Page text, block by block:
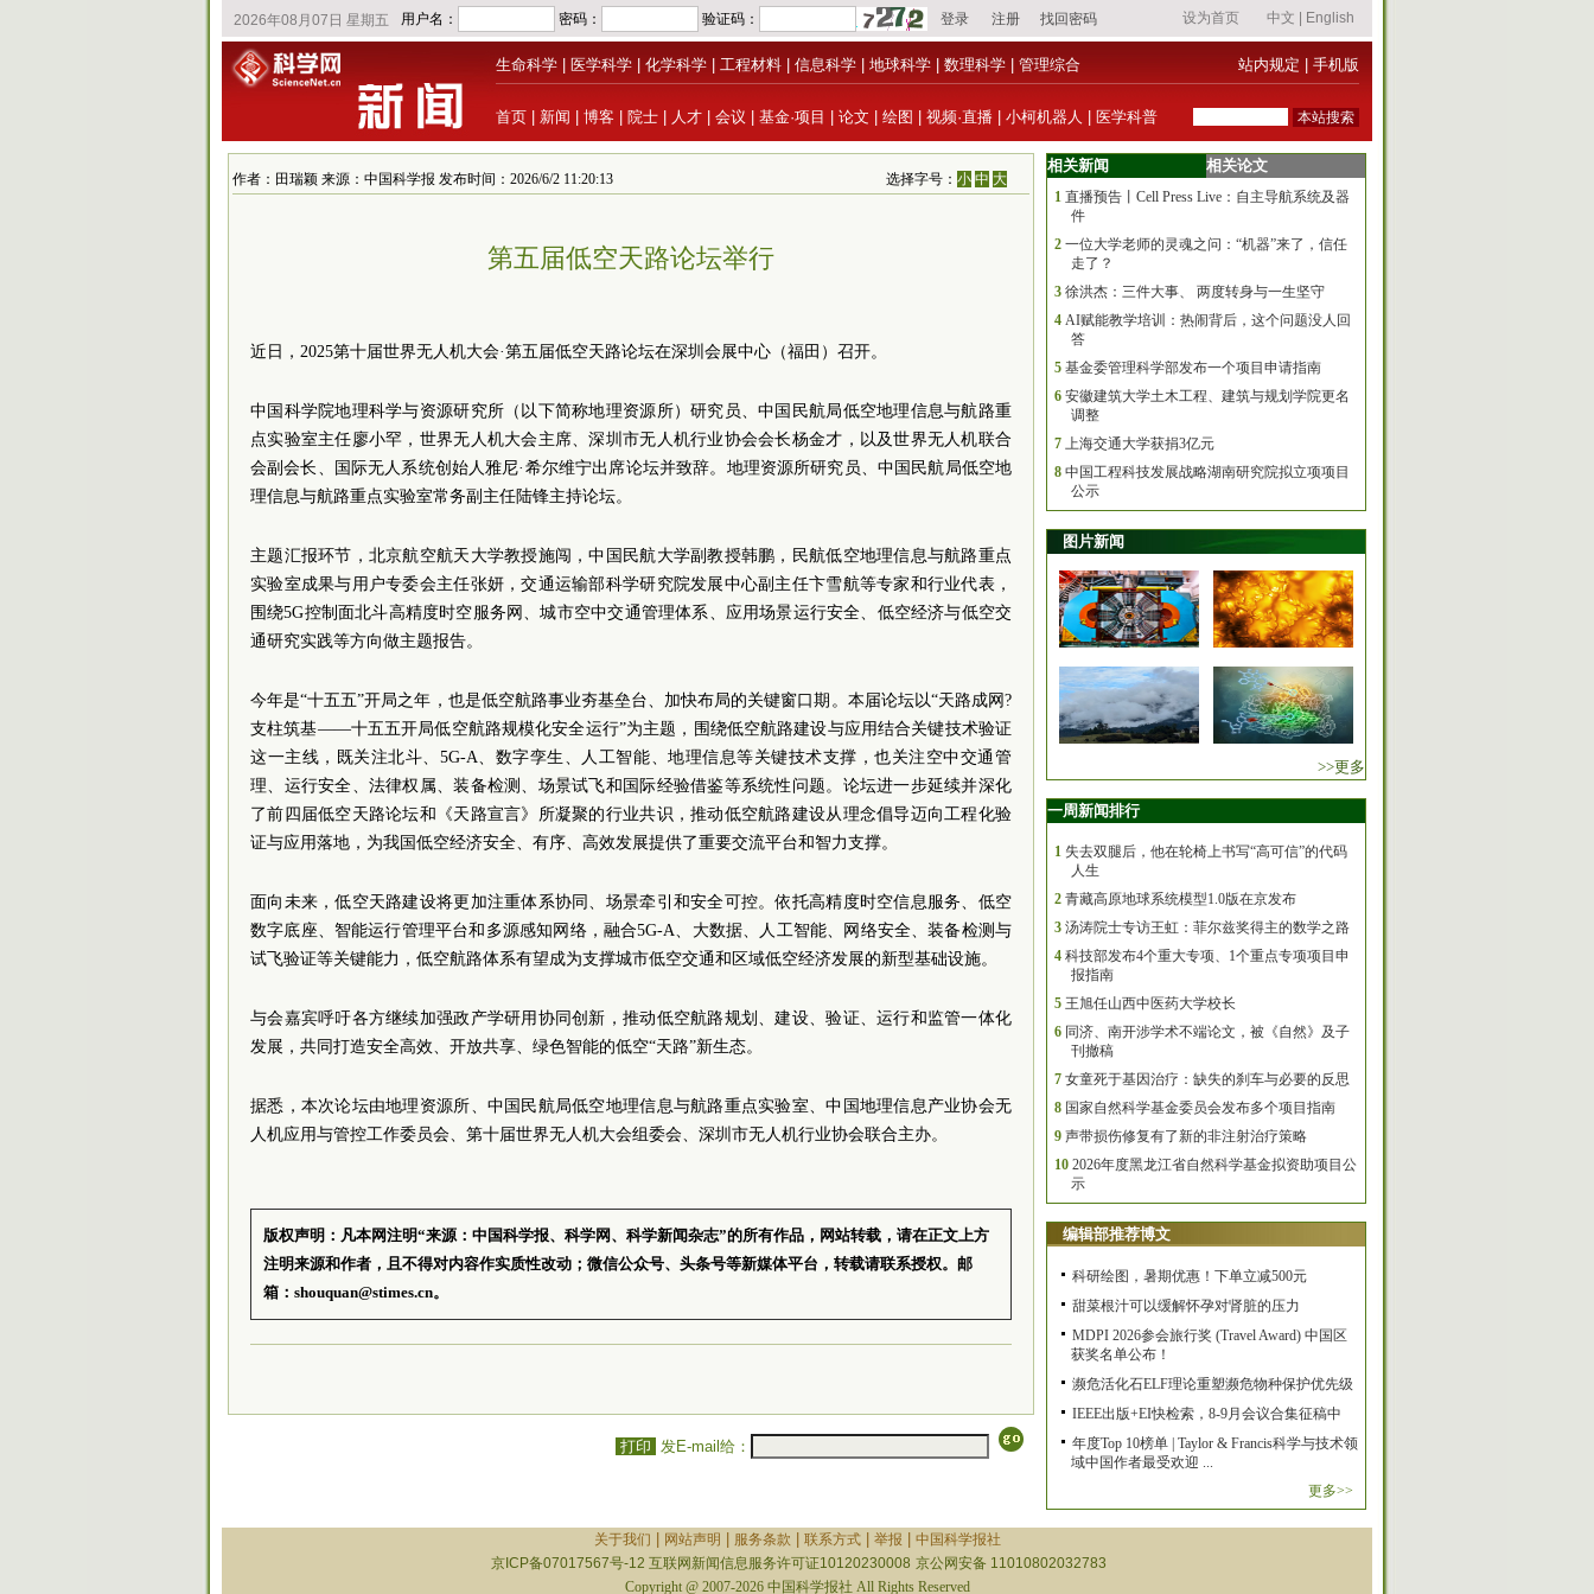
生命科学 医学科学 化学科学 工程材料 信息科学 地球科学 数理科学 管理综合 站内规定 手机版
首页 新闻 博客 院士 人才 会议 基金·项目 论文 绘图 视频·直播 小柯机器人 医学科普
作者：田瑞颖 来源：中国科学报 发布时间：2026/6/2 11:20:13 选择字号：小 中 大
第五届低空天路论坛举行
近日，2025第十届世界无人机大会·第五届低空天路论坛在深圳会展中心（福田）召开。
中国科学院地理科学与资源研究所（以下简称地理资源所）研究员、中国民航局低空地理信息与航路重
点实验室主任廖小罕，世界无人机大会主席、深圳市无人机行业协会会长杨金才，以及世界无人机联合
会副会长、国际无人系统创始人雅尼·希尔维宁出席论坛并致辞。地理资源所研究员、中国民航局低空地
理信息与航路重点实验室常务副主任陆锋主持论坛。
主题汇报环节，北京航空航天大学教授施闯，中国民航大学副教授韩鹏，民航低空地理信息与航路重点
实验室成果与用户专委会主任张妍，交通运输部科学研究院发展中心副主任卞雪航等专家和行业代表，
围绕5G控制面北斗高精度时空服务网、城市空中交通管理体系、应用场景运行安全、低空经济与低空交
通研究实践等方向做主题报告。
今年是“十五五”开局之年，也是低空航路事业夯基垒台、加快布局的关键窗口期。本届论坛以“天路成网?
支柱筑基——十五五开局低空航路规模化安全运行”为主题，围绕低空航路建设与应用结合关键技术验证
这一主线，既关注北斗、5G-A、数字孪生、人工智能、地理信息等关键技术支撑，也关注空中交通管
理、运行安全、法律权属、装备检测、场景试飞和国际经验借鉴等系统性问题。论坛进一步延续并深化
了前四届低空天路论坛和《天路宣言》所凝聚的行业共识，推动低空航路建设从理念倡导迈向工程化验
证与应用落地，为我国低空经济安全、有序、高效发展提供了重要交流平台和智力支撑。
面向未来，低空天路建设将更加注重体系协同、场景牵引和安全可控。依托高精度时空信息服务、低空
数字底座、智能运行管理平台和多源感知网络，融合5G-A、大数据、人工智能、网络安全、装备检测与
试飞验证等关键能力，低空航路体系有望成为支撑城市低空交通和区域低空经济发展的新型基础设施。
与会嘉宾呼吁各方继续加强政产学研用协同创新，推动低空航路规划、建设、验证、运行和监管一体化
发展，共同打造安全高效、开放共享、绿色智能的低空“天路”新生态。
据悉，本次论坛由地理资源所、中国民航局低空地理信息与航路重点实验室、中国地理信息产业协会无
人机应用与管控工作委员会、第十届世界无人机大会组委会、深圳市无人机行业协会联合主办。
版权声明：凡本网注明“来源：中国科学报、科学网、科学新闻杂志”的所有作品，网站转载，请在正文上方
注明来源和作者，且不得对内容作实质性改动；微信公众号、头条号等新媒体平台，转载请联系授权。邮
箱：shouquan@stimes.cn。
打印 发E-mail给：
相关新闻 相关论文
1 直播预告丨Cell Press Live：自主导航系统及器
件
2 一位大学老师的灵魂之问：“机器”来了，信任
走了？
3 徐洪杰：三件大事、 两度转身与一生坚守
4 AI赋能教学培训：热闹背后，这个问题没人回
答
5 基金委管理科学部发布一个项目申请指南
6 安徽建筑大学土木工程、建筑与规划学院更名
调整
7 上海交通大学获捐3亿元
8 中国工程科技发展战略湖南研究院拟立项项目
公示
图片新闻
>>更多
一周新闻排行
1 失去双腿后，他在轮椅上书写“高可信”的代码
人生
2 青藏高原地球系统模型1.0版在京发布
3 汤涛院士专访王虹：菲尔兹奖得主的数学之路
4 科技部发布4个重大专项、1个重点专项项目申
报指南
5 王旭任山西中医药大学校长
6 同济、南开涉学术不端论文，被《自然》及子
刊撤稿
7 女童死于基因治疗：缺失的刹车与必要的反思
8 国家自然科学基金委员会发布多个项目指南
9 声带损伤修复有了新的非注射治疗策略
10 2026年度黑龙江省自然科学基金拟资助项目公
示
编辑部推荐博文
科研绘图，暑期优惠！下单立减500元
甜菜根汁可以缓解怀孕对肾脏的压力
MDPI 2026参会旅行奖 (Travel Award) 中国区
获奖名单公布！
濒危活化石ELF理论重塑濒危物种保护优先级
IEEE出版+EI快检索，8-9月会议合集征稿中
年度Top 10榜单 | Taylor & Francis科学与技术领
域中国作者最受欢迎 ...
更多>>
关于我们 网站声明 服务条款 联系方式| 举报
中国科学报社
京ICP备07017567号-12 互联网新闻信息服务许可证10120230008 京公网安备 11010802032783
Copyright @ 2007-2026 中国科学报社 All Rights Reserved